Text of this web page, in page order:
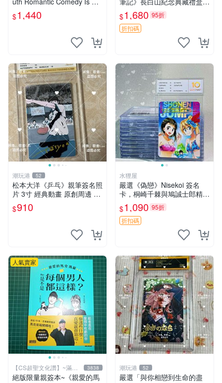
ong限量收藏版 青春戀愛物語
原創 漫畫周邊
$1,440
限量收藏必備 原著小說 定價
特別款
$1,680 95折
折扣碼
潮玩港 52
松本大洋《乒乓》親筆簽名照
片 3寸 經典動畫 原創周邊 經
典動漫 周邊收藏 照片卡磚
$910
水狸屋
嚴選《偽戀》Nisekoi 簽名
卡，桐崎千棘與鳩誠士郎精美
周邊，3寸日版中古帶原裝卡
磚，國內直郵 偽戀 Nisekoi
簽名卡 桐崎千棘
$1,090 95折
折扣碼
人氣賣家
【CS超聖文化讚】~滿千
元送運
3838
絕版限量親簽本~《親愛的馬
潮玩港 52
嚴選「與你相戀到生命的盡